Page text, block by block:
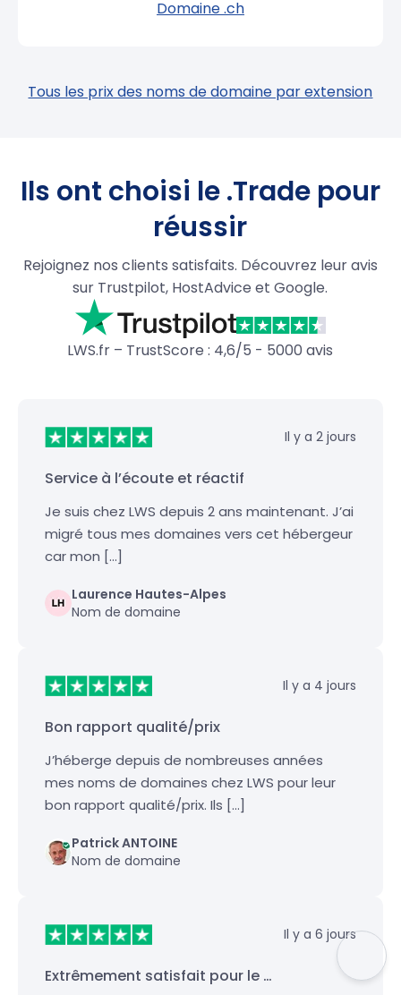
Domaine .ch
Tous les prix des noms de domaine par extension
Ils ont choisi le .Trade pour
réussir
Rejoignez nos clients satisfaits. Découvrez leur avis
sur Trustpilot, HostAdvice et Google.
LWS.fr – TrustScore : 4,6/5 - 5000 avis
Il y a 2 jours
Service à l’écoute et réactif
Je suis chez LWS depuis 2 ans maintenant. J’ai
migré tous mes domaines vers cet hébergeur
car mon […]
Laurence Hautes-Alpes
Nom de domaine
Il y a 4 jours
Bon rapport qualité/prix
J’héberge depuis de nombreuses années
mes noms de domaines chez LWS pour leur
bon rapport qualité/prix. Ils […]
Patrick ANTOINE
Nom de domaine
Il y a 6 jours
Extrêmement satisfait pour le …